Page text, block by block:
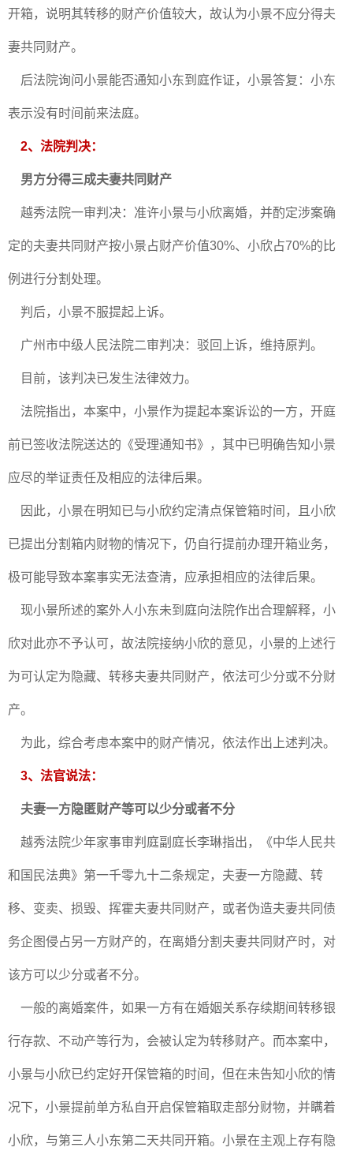
开箱，说明其转移的财产价值较大，故认为小景不应分得夫
妻共同财产。
后法院询问小景能否通知小东到庭作证，小景答复：小东
表示没有时间前来法庭。
2、法院判决：
男方分得三成夫妻共同财产
越秀法院一审判决：准许小景与小欣离婚，并酌定涉案确
定的夫妻共同财产按小景占财产价值30%、小欣占70%的比
例进行分割处理。
判后，小景不服提起上诉。
广州市中级人民法院二审判决：驳回上诉，维持原判。
目前，该判决已发生法律效力。
法院指出，本案中，小景作为提起本案诉讼的一方，开庭
前已签收法院送达的《受理通知书》，其中已明确告知小景
应尽的举证责任及相应的法律后果。
因此，小景在明知已与小欣约定清点保管箱时间，且小欣
已提出分割箱内财物的情况下，仍自行提前办理开箱业务，
极可能导致本案事实无法查清，应承担相应的法律后果。
现小景所述的案外人小东未到庭向法院作出合理解释，小
欣对此亦不予认可，故法院接纳小欣的意见，小景的上述行
为可认定为隐藏、转移夫妻共同财产，依法可少分或不分财
产。
为此，综合考虑本案中的财产情况，依法作出上述判决。
3、法官说法：
夫妻一方隐匿财产等可以少分或者不分
越秀法院少年家事审判庭副庭长李琳指出，《中华人民共
和国民法典》第一千零九十二条规定，夫妻一方隐藏、转
移、变卖、损毁、挥霍夫妻共同财产，或者伪造夫妻共同债
务企图侵占另一方财产的，在离婚分割夫妻共同财产时，对
该方可以少分或者不分。
一般的离婚案件，如果一方有在婚姻关系存续期间转移银
行存款、不动产等行为，会被认定为转移财产。而本案中，
小景与小欣已约定好开保管箱的时间，但在未告知小欣的情
况下，小景提前单方私自开启保管箱取走部分财物，并瞒着
小欣，与第三人小东第二天共同开箱。小景在主观上存有隐